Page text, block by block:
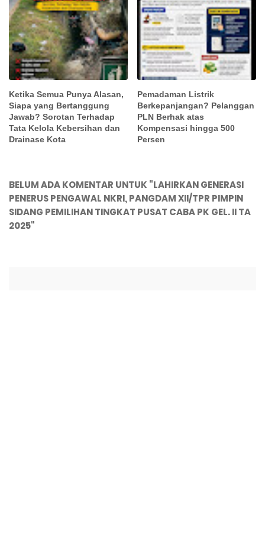
Ketika Semua Punya Alasan,
Siapa yang Bertanggung
Jawab? Sorotan Terhadap
Tata Kelola Kebersihan dan
Drainase Kota
Pemadaman Listrik
Berkepanjangan? Pelanggan
PLN Berhak atas
Kompensasi hingga 500
Persen
BELUM ADA KOMENTAR UNTUK "LAHIRKAN GENERASI
PENERUS PENGAWAL NKRI, PANGDAM XII/TPR PIMPIN
SIDANG PEMILIHAN TINGKAT PUSAT CABA PK GEL. II TA
2025"